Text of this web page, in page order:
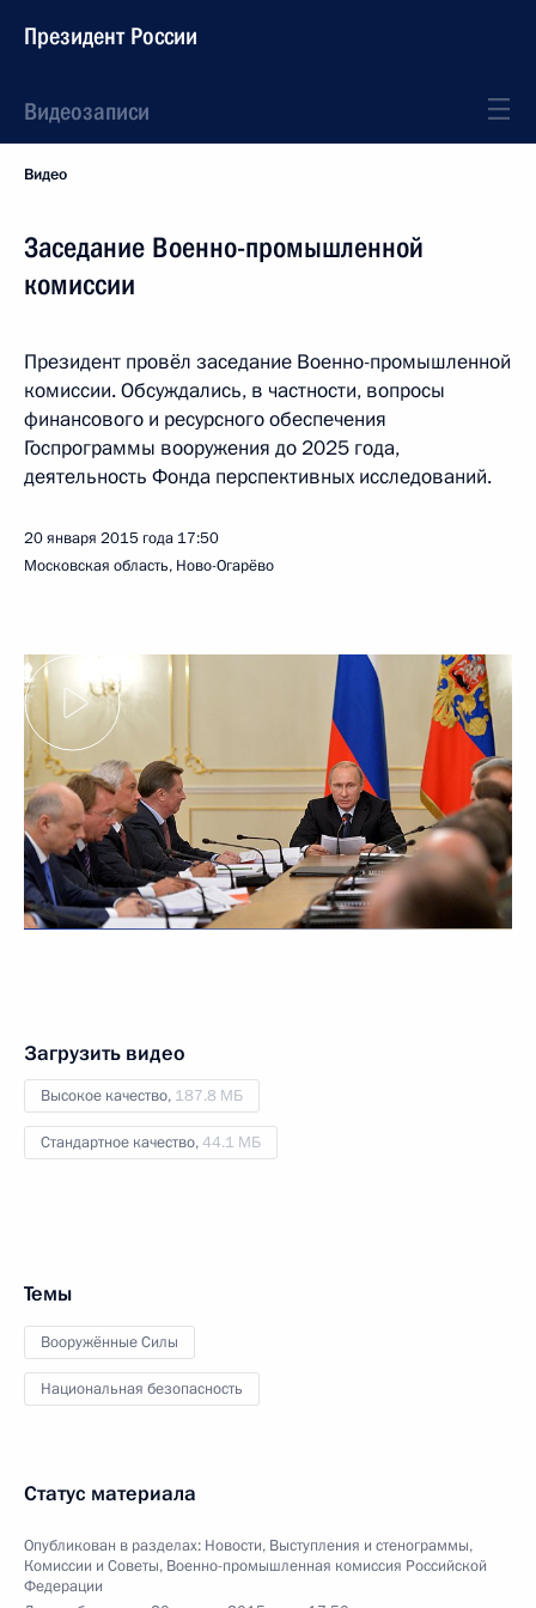
Президент России
Видеозаписи
Видео
Заседание Военно-промышленной
комиссии
Президент провёл заседание Военно-промышленной
комиссии. Обсуждались, в частности, вопросы
финансового и ресурсного обеспечения
Госпрограммы вооружения до 2025 года,
деятельность Фонда перспективных исследований.
20 января 2015 года 17:50
Московская область, Ново-Огарёво
Загрузить видео
Высокое качество, 187.8 МБ
Стандартное качество,44.1 МБ
Темы
Вооружённые Силы
Национальная безопасность
Статус материала
Опубликован в разделах: Новости, Выступления и стенограммы,
Комиссии и Советы, Военно-промышленная комиссия Российской
Федерации